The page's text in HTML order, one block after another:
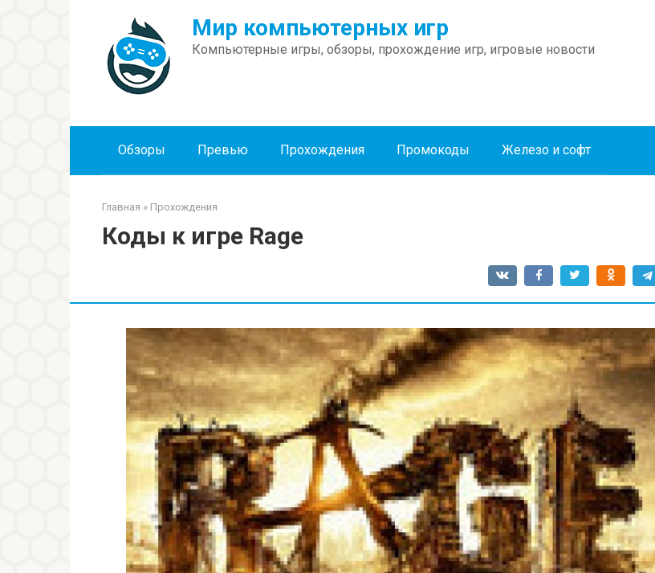
Мир компьютерных игр
Компьютерные игры, обзоры, прохождение игр, игровые новости
Обзоры Превью Прохождения Промокоды Железо и софт
Главная » Прохождения
Коды к игре Rage